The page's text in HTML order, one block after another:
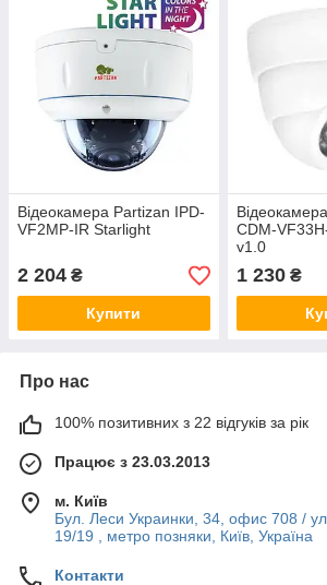
Відеокамера Partizan IPD-
VF2MP-IR Starlight
2 204 ₴
Купити
CDM-
v1.0
1 230₴
Про нас
100% позитивних з 22 відгуків за рік
Працює з 23.03.2013
м. Київ
Бул. Леси Украинки, 34, офис 708 /
19/19 , метро позняки, Київ, Україна
Контакти